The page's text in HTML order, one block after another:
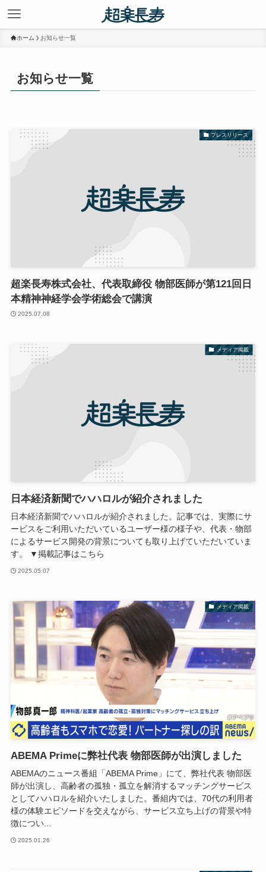
ホーム お知らせ一覧
お知らせ一覧
プレスリリース
超楽長寿株式会社、代表取締役 物部医師が第121回日
本精神神経学会学術総会で講演
2025.07.08
メディア掲載
日本経済新聞でハハロルが紹介されました
日本経済新聞でハハロルが紹介されました。記事では、実際にサ
ービスをご利用いただいているユーザー様の様子や、代表・物部
によるサービス開発の背景についても取り上げていただいていま
す。 ▼掲載記事はこちら
2025.05.07
メディア掲載
ABEMA Primeに弊社代表 物部医師が出演しました
ABEMAのニュース番組「ABEMA Prime」にて、弊社代表 物部医
師が出演し、高齢者の孤独・孤立を解消するマッチングサービス
としてハハロルを紹介いたしました。番組内では、70代の利用者
様の体験エピソードを交えながら、サービス立ち上げの背景や特
徴につい...
2025.01.26